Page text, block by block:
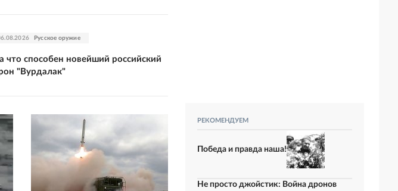
Русское оружие
что способен новейший российский
"Вурдалак"
РЕКОМЕНДУЕМ
Победа и правда наша!
Не просто джойстик: Война дронов